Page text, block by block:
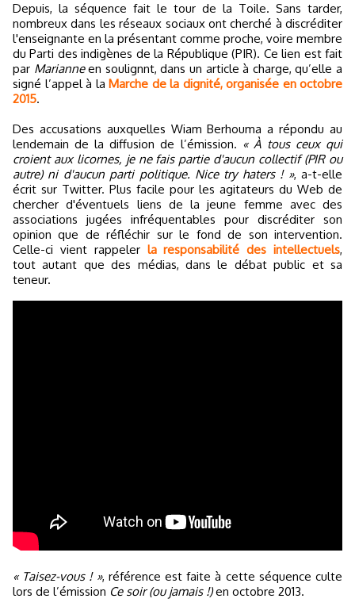
Depuis, la séquence fait le tour de la Toile. Sans tarder,
nombreux dans les réseaux sociaux ont cherché à discréditer
l'enseignante en la présentant comme proche, voire membre
du Parti des indigènes de la République (PIR). Ce lien est fait
par Marianneen soulignnt, dans un article à charge, qu’elle a
signé l’appel à la Marche de la dignité, organisée en octobre
2015.
Des accusations auxquelles Wiam Berhouma a répondu au
lendemain de la diffusion de l’émission. « À tous ceux qui
croient aux licornes, je ne fais partie d'aucun collectif (PIR ou
autre) ni d'aucun parti politique. Nice try haters ! », a-t-elle
écrit sur Twitter. Plus facile pour les agitateurs du Web de
chercher d'éventuels liens de la jeune femme avec des
associations jugées infréquentables pour discréditer son
opinion que de réfléchir sur le fond de son intervention.
Celle-ci vient rappeler la responsabilité des intellectuels,
tout autant que des médias, dans le débat public et sa
teneur.
« Taisez-vous ! », référence est faite à cette séquence culte
lors de l’émission Ce soir (ou jamais !)en octobre 2013.